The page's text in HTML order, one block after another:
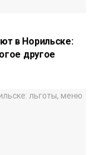
в Норильске:
другое